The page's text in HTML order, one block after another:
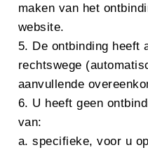
maken van het
website.
5. De ontbinding heeft
rechtswege
aanvullende
6. U heeft geen
van:
a. specifieke, voor u